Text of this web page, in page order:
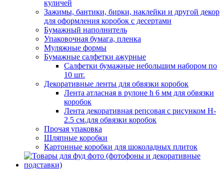
куличей
Зажимы, бантики, бирки, наклейки и другой декор
для оформления коробок с десертами
Бумажный наполнитель
Упаковочная бумага, пленка
Муляжные формы
Бумажные салфетки ажурные
Салфетки бумажные небольшим набором по
10 шт.
Декоративные ленты для обвязки коробок
Лента атласная в рулоне h 6 мм для обвязки
коробок
Лента декоративная репсовая с рисунком H-
2.5 см.для обвязки коробок
Прочая упаковка
Шляпные коробки
Картонные коробки для шоколадных плиток